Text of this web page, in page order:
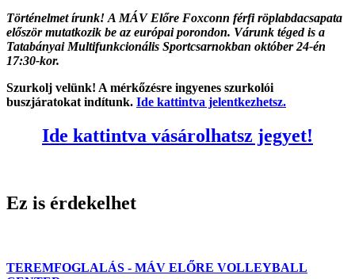
Történelmet írunk! A MÁV Előre Foxconn férfi röplabdacsapata
először mutatkozik be az európai porondon. Várunk téged is a
Tatabányai Multifunkcionális Sportcsarnokban október 24-én
17:30-kor.
Szurkolj velünk! A mérkőzésre ingyenes szurkolói
buszjáratokat indítunk. Ide kattintva jelentkezhetsz.
Ide kattintva vásárolhatsz jegyet!
Ez is érdekelhet
TEREMFOGLALÁS - MÁV ELŐRE VOLLEYBALL